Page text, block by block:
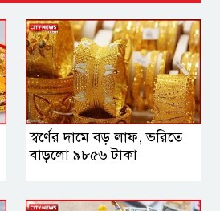
স্বর্ণের দামে বড় লাফ, ভরিতে
বাড়লো ৯৮৫৬ টাকা